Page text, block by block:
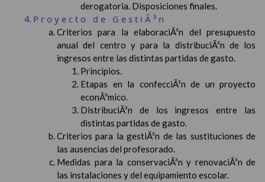
derogatoria. Disposiciones finales.
Proyecto de GestiÃ³n
Criterios para la elaboraciÃ³n del presupuesto
anual del centro y para la distribuciÃ³n de los
ingresos entre las distintas partidas de gasto.
Principios.
Etapas en la confecciÃ³n de un proyecto
econÃ³mico.
DistribuciÃ³n de los ingresos entre las
distintas partidas de gasto.
Criterios para la gestiÃ³n de las sustituciones de
las ausencias del profesorado.
Medidas para la conservaciÃ³n y renovaciÃ³n de
las instalaciones y del equipamiento escolar.